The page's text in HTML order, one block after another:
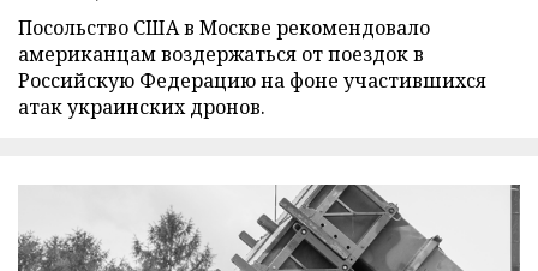
Посольство США в Москве рекомендовало
американцам воздержаться от поездок в
Российскую Федерацию на фоне участившихся
атак украинских дронов.